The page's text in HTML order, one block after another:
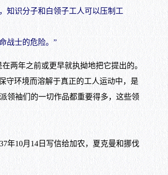
知识分子和白领子工人可以压制工
战士的危险。”
年之前或更早就执拗地把它提出的。
守环境而溶解于真正的工人运动中，是
领袖们的一切作品都重要得多，这些领
10月14日写信给加农，夏克曼和挪伐